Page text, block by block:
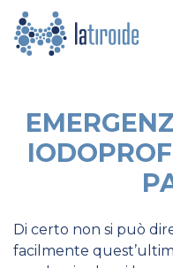
Di certo non si può
facilmente